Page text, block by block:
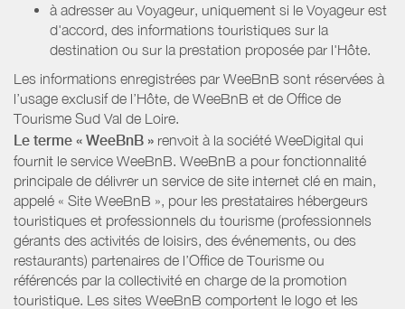
à adresser au Voyageur, uniquement si le Voyageur est
d'accord, des informations touristiques sur la
destination ou sur la prestation proposée par l'Hôte.
Les informations enregistrées par WeeBnB sont réservées à
l’usage exclusif de l’Hôte, de WeeBnB et de Office de
Tourisme Sud Val de Loire.
Le terme « WeeBnB » renvoit à la société WeeDigital qui
fournit le service WeeBnB. WeeBnB a pour fonctionnalité
principale de délivrer un service de site internet clé en main,
appelé « Site WeeBnB », pour les prestataires hébergeurs
touristiques et professionnels du tourisme (professionnels
gérants des activités de loisirs, des événements, ou des
restaurants) partenaires de l’Office de Tourisme ou
référencés par la collectivité en charge de la promotion
touristique. Les sites WeeBnB comportent le logo et les